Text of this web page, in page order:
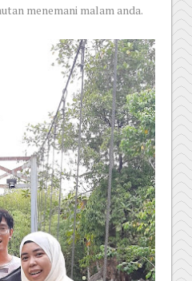
menemani malam anda.